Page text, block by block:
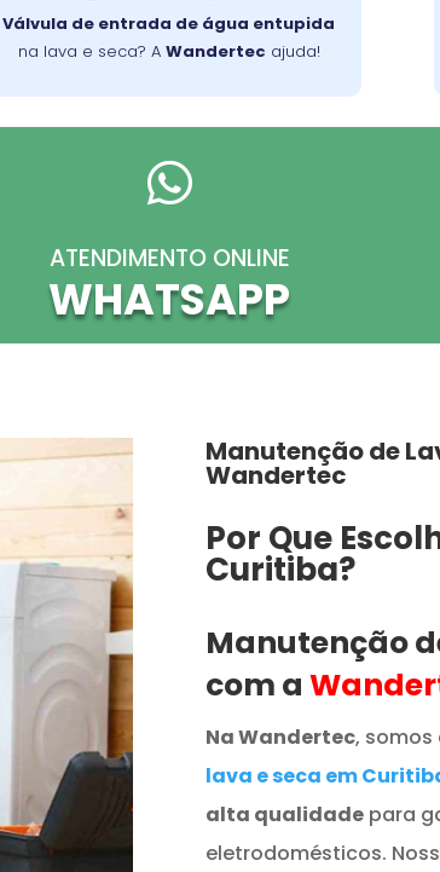
Válvula de entrada de água entupida
na lava e seca? A Wandertec ajuda!

ATENDIMENTO ONLINE
WHATSAPP
Manutenção de
Wandertec
Por Que
Curitiba?
Manutenção
com a
Na Wandertec, somos
lava e seca em
alta qualidadepara
eletrodomésticos.